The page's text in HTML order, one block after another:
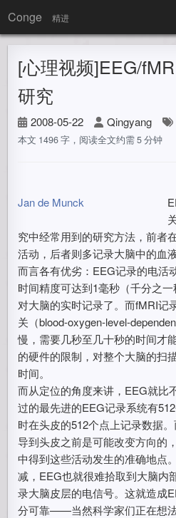
Conge 精进
[心理视频]EEG/
研究
2008-05-22 Qingyang
本文 1496 字，阅读全文约需 5 分钟
Jan de Munck
究中经常用到的研究方法，前者
活动，后者则多记录大脑中的血
而言各有优劣：EEG记录的电活
时间精度可达到1毫秒（千分之
对大脑的实时记录了。而fMRI记
关（blood-oxygen-level-
慢，需要几秒至几十秒的时间才
的硬件的限制，对整个大脑的扫
时间。
而从定位的角度来讲，EEG就比
过的最先进的EEG记录系统有
时在头皮的512个点上记录数据
导到头皮之前是可能改变方向的
中得到这些活动发生的准确地点
减，EEG也就很难拾取到大脑内
录大脑皮层的电信号。这就造成
分可靠——当然科学家们正在想